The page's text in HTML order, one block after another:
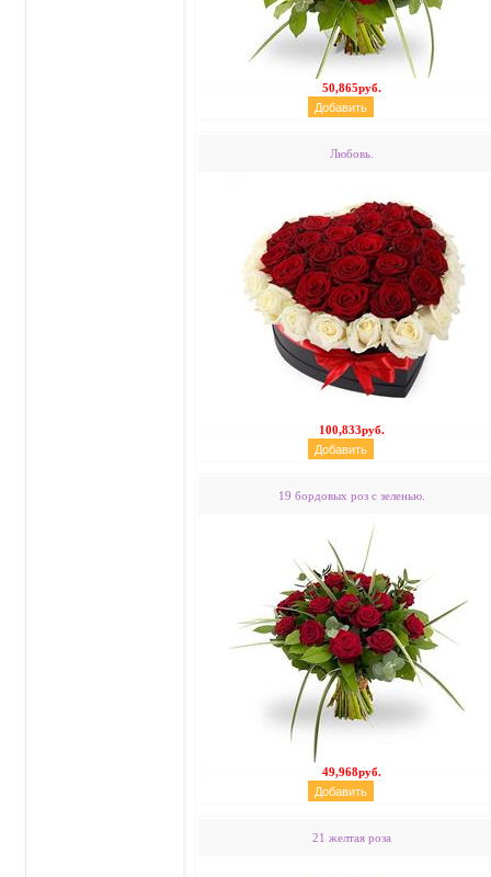
50,865руб.
Любовь.
100,833руб.
19 бордовых роз с зеленью.
49,968руб.
21 желтая роза